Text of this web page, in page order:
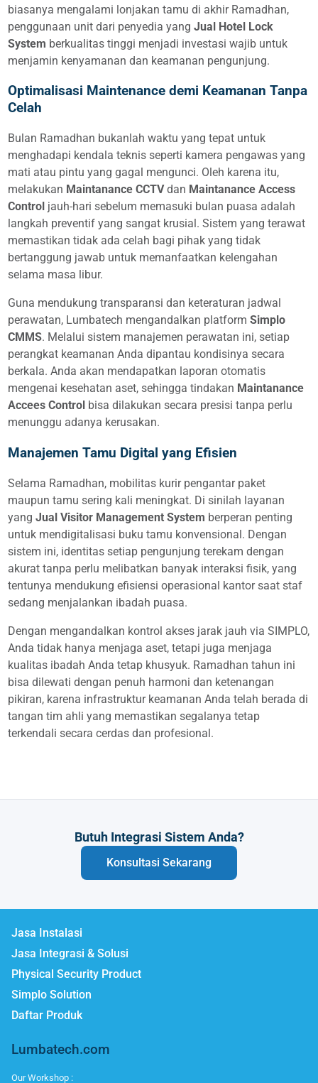
biasanya mengalami lonjakan tamu di akhir Ramadhan,
penggunaan unit dari penyedia yangJual Hotel Lock
System berkualitas tinggi menjadi investasi wajib untuk
menjamin kenyamanan dan keamanan pengunjung.
Optimalisasi Maintenance demi Keamanan Tanpa
Celah
Bulan Ramadhan bukanlah waktu yang tepat untuk
menghadapi kendala teknis seperti kamera pengawas yang
mati atau pintu yang gagal mengunci. Oleh karena itu,
melakukan Maintanance CCTVdan Maintanance Access
Control jauh-hari sebelum memasuki bulan puasa adalah
langkah preventif yang sangat krusial. Sistem yang terawat
memastikan tidak ada celah bagi pihak yang tidak
bertanggung jawab untuk memanfaatkan kelengahan
selama masa libur.
Guna mendukung transparansi dan keteraturan jadwal
perawatan, Lumbatech mengandalkan platformSimplo
CMMS. Melalui sistem manajemen perawatan ini, setiap
perangkat keamanan Anda dipantau kondisinya secara
berkala. Anda akan mendapatkan laporan otomatis
mengenai kesehatan aset, sehingga tindakan Maintanance
Accees Control bisa dilakukan secara presisi tanpa perlu
menunggu adanya kerusakan.
Manajemen Tamu Digital yang Efisien
Selama Ramadhan, mobilitas kurir pengantar paket
maupun tamu sering kali meningkat. Di sinilah layanan
yangJual Visitor Management System berperan penting
untuk mendigitalisasi buku tamu konvensional. Dengan
sistem ini, identitas setiap pengunjung terekam dengan
akurat tanpa perlu melibatkan banyak interaksi fisik, yang
tentunya mendukung efisiensi operasional kantor saat staf
sedang menjalankan ibadah puasa.
Dengan mengandalkan kontrol akses jarak jauh via SIMPLO,
Anda tidak hanya menjaga aset, tetapi juga menjaga
kualitas ibadah Anda tetap khusyuk. Ramadhan tahun ini
bisa dilewati dengan penuh harmoni dan ketenangan
pikiran, karena infrastruktur keamanan Anda telah berada di
tangan tim ahli yang memastikan segalanya tetap
terkendali secara cerdas dan profesional.
Butuh Integrasi Sistem Anda?
Konsultasi Sekarang
Jasa Instalasi
Jasa Integrasi & Solusi
Physical Security Product
Simplo Solution
Daftar Produk
Lumbatech.com
Our Workshop :